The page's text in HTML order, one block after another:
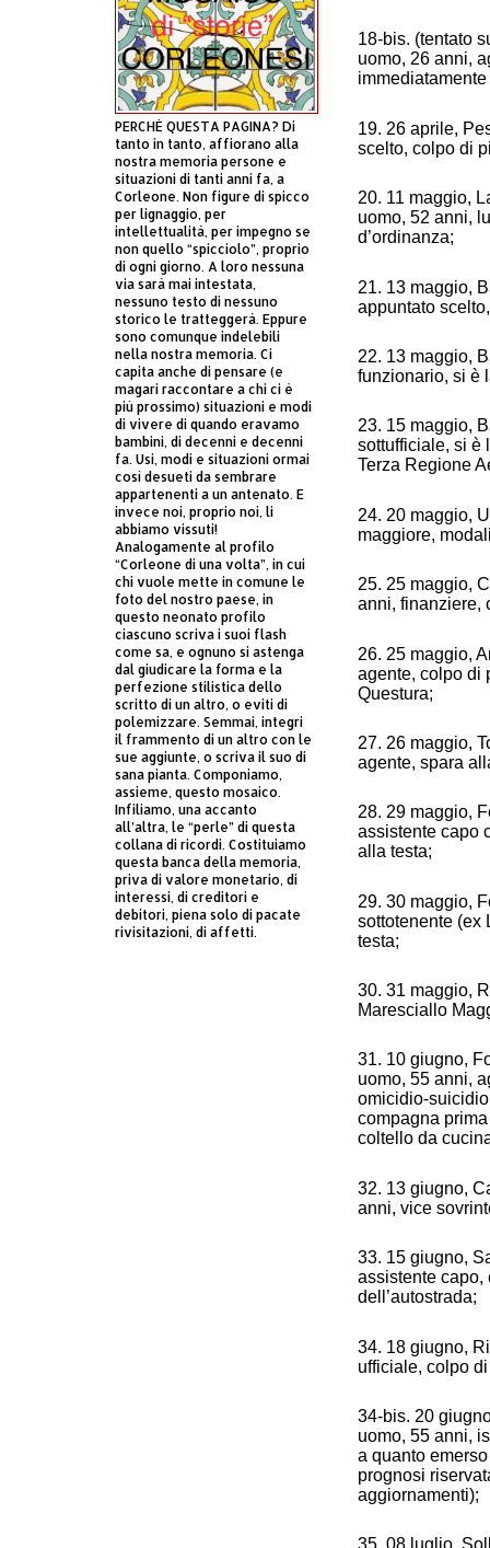
18-bis. (tentato
uomo, 26 anni,
19. 26 aprile,
scelto, colpo di
20. 11 maggio,
uomo, 52 anni,
d’ordinanza;
21. 13 maggio,
appuntato
22. 13 maggio,
funzionario, si è
23. 15 maggio,
sottufficiale, si è
Terza Regione
24. 20 maggio,
maggiore,
25. 25 maggio,
anni, finanziere,
26. 25 maggio,
agente, colpo di
Questura;
27. 26 maggio,
agente, spara
28. 29 maggio,
assistente capo
alla testa;
29. 30 maggio,
sottotenente (ex
testa;
30. 31 maggio,
Maresciallo
31. 10 giugno,
uomo, 55 anni,
omicidio-
compagna
coltello da
32. 13 giugno,
anni, vice
33. 15 giugno,
assistente capo,
dell’autostrada;
34. 18 giugno,
ufficiale, colpo
34-bis. 20
uomo, 55 anni,
a quanto
prognosi
aggiornamenti);
PERCHÈ QUESTA PAGINA? Di
tanto in tanto, affiorano alla
nostra memoria persone e
situazioni di tanti anni fa, a
Corleone. Non figure di spicco
per lignaggio, per
intellettualità, per impegno se
non quello “spicciolo”, proprio
di ogni giorno. A loro nessuna
via sarà mai intestata,
nessuno testo di nessuno
storico le tratteggerà. Eppure
sono comunque indelebili
nella nostra memoria. Ci
capita anche di pensare (e
magari raccontare a chi ci è
più prossimo) situazioni e modi
di vivere di quando eravamo
bambini, di decenni e decenni
fa. Usi, modi e situazioni ormai
così desueti da sembrare
appartenenti a un antenato. E
invece noi, proprio noi, li
abbiamo vissuti!
Analogamente al profilo
“Corleone di una volta”, in cui
chi vuole mette in comune le
foto del nostro paese, in
questo neonato profilo
ciascuno scriva i suoi flash
come sa, e ognuno si astenga
dal giudicare la forma e la
perfezione stilistica dello
scritto di un altro, o eviti di
polemizzare. Semmai, integri
il frammento di un altro con le
sue aggiunte, o scriva il suo di
sana pianta. Componiamo,
assieme, questo mosaico.
Infiliamo, una accanto
all’altra, le “perle” di questa
collana di ricordi. Costituiamo
questa banca della memoria,
priva di valore monetario, di
interessi, di creditori e
debitori, piena solo di pacate
rivisitazioni, di affetti.